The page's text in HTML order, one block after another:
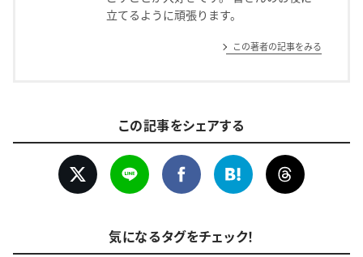
立てるように頑張ります。
この著者の記事をみる
この記事をシェアする
気になるタグをチェック！